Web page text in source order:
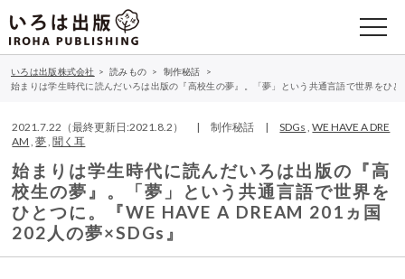
いろは出版株式会社 > 読みもの > 制作秘話
>
始まりは学生時代に読んだいろは出版の『高校生の夢』。「夢」という共通言語で世界をひ
2021.7.22（最終更新日:2021.8.2） | 制作秘話 |SDGs ,WE HAVE A DRE
AM ,夢,聞く耳
始まりは学生時代に読んだいろは出版の『高
校生の夢』。「夢」という共通言語で世界を
ひとつに。『WE HAVE A DREAM 201ヵ国
202人の夢×SDGs』